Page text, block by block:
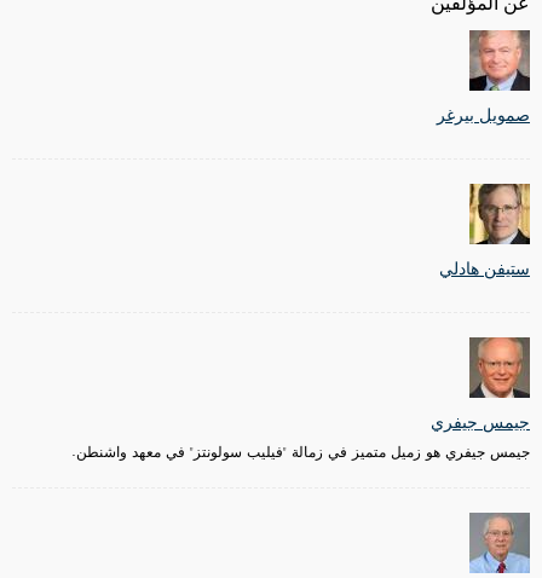
صمويل بيرغر
ستيفن هادلي
جيمس جيفري
جيمس جيفري هو زميل متميز في زمالة "فيليب سولونتز" في معهد واشنطن.